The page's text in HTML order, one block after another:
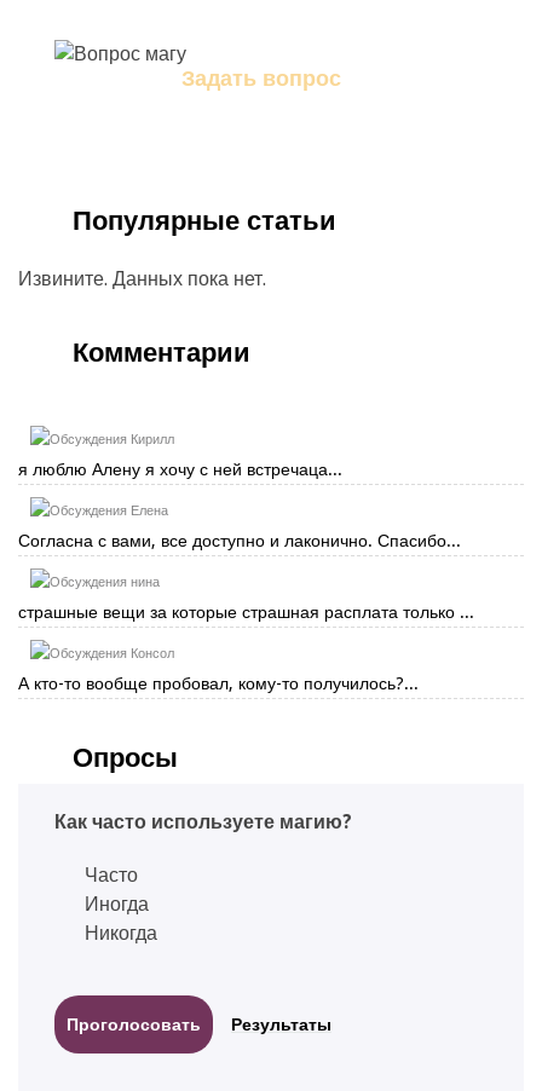
Задать вопрос
Популярные статьи
Извините. Данных пока нет.
Комментарии
Кирилл
я люблю Алену я хочу с ней встречаца...
Елена
Согласна с вами, все доступно и лаконично. Спасибо...
нина
страшные вещи за которые страшная расплата только ...
Консол
А кто-то вообще пробовал, кому-то получилось?...
Опросы
Как часто используете магию?
Часто
Иногда
Никогда
Результаты